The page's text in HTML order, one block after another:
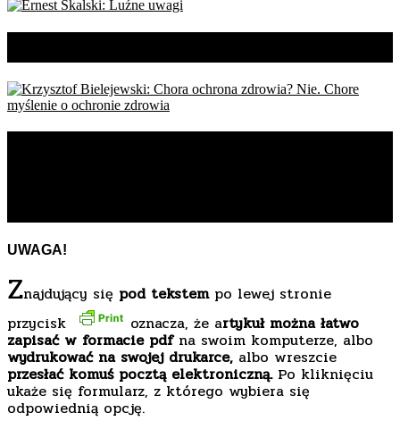
UWAGA!
Znajdujący się pod tekstempo lewej stronie
przycisk
oznacza, że artykuł można łatwo
zapisać w formacie pdfna swoim komputerze, albo
wydrukować na swojej drukarce, albo wreszcie
przesłać komuś pocztą elektroniczną.Po kliknięciu
ukaże się formularz, z którego wybiera się
odpowiednią opcję.